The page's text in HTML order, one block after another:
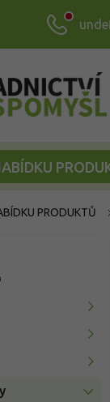
PRODUKTŮ